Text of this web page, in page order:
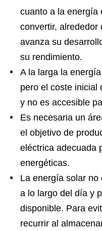
cuanto a la energía
convertir, alrededor
avanza su
su rendimiento.
A la larga la
pero el coste inicial
y no es accesible
Es necesaria un
el objetivo de
eléctrica adecuada
energéticas.
La energía solar no
a lo largo del día y
disponible. Para
recurrir al